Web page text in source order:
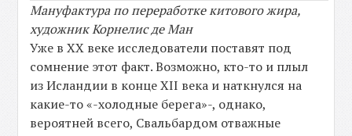
Мануфактура по переработке китового жира,
художник Корнелис де Ман
Уже в XX веке исследователи поставят под
сомнение этот факт. Возможно, кто-то и плыл
из Исландии в конце XII века и наткнулся на
какие-то «-холодные берега»-, однако,
вероятней всего, Свальбардом отважные